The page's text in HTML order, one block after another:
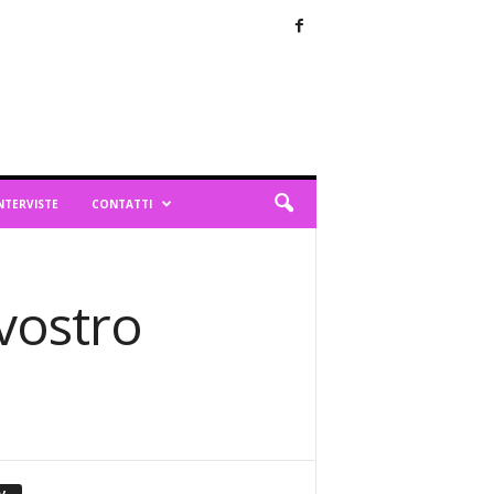
CONTATTI